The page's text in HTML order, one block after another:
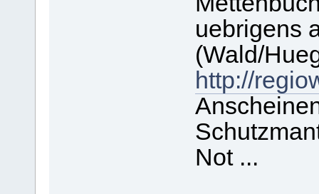
uebrigens
(Wald/
http://
Not ...